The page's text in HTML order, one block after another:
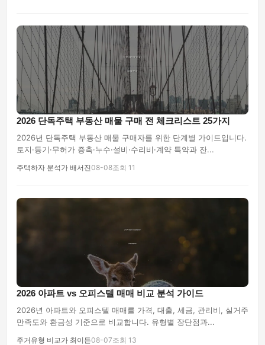
2026 단독주택 부동산 매물 구매 전 체크리스트 25가지
2026년 단독주택 부동산 매물 구매자를 위한 단계별 가이드입니다.
토지·등기·무허가 증축·누수·설비·수리비·계약 특약과 잔...
주택하자 분석가 배서진08-08조회 11
2026 아파트 vs 오피스텔 매매 비교 분석 가이드
2026년 아파트와 오피스텔 매매를 가격, 대출, 세금, 관리비, 실거주
만족도와 환금성 기준으로 비교합니다. 유형별 장단점과...
주거유형 비교가 최이든08-07조회 13